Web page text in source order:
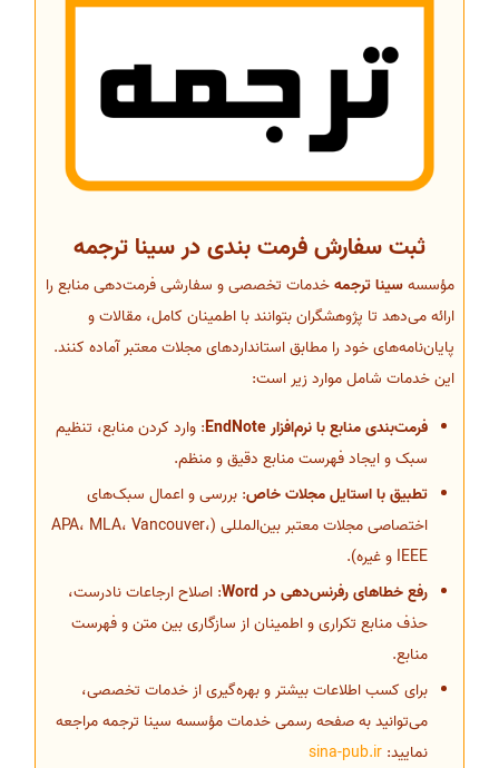
ثبت سفارش فرمت بندی در سینا ترجمه
مؤسسهسینا ترجمهخدمات تخصصی و سفارشی فرمت‌دهی منابع را
ارائه می‌دهد تا پژوهشگران بتوانند با اطمینان کامل، مقالات و
پایان‌نامه‌های خود را مطابق استانداردهای مجلات معتبر آماده کنند.
این خدمات شامل موارد زیر است:
فرمت‌بندی منابع با نرم‌افزار EndNote
: وارد کردن منابع، تنظیم
سبک و ایجاد فهرست منابع دقیق و منظم.
تطبیق با استایل مجلات خاص: بررسی و اعمال سبک‌های
اختصاصی مجلات معتبر بین‌المللی (APA، MLA، Vancouver،
IEEE و غیره).
رفع خطاهای رفرنس‌دهی در Word
: اصلاح ارجاعات نادرست،
حذف منابع تکراری و اطمینان از سازگاری بین متن و فهرست
منابع.
برای کسب اطلاعات بیشتر و بهره‌گیری از خدمات تخصصی،
می‌توانید به صفحه رسمی خدمات مؤسسه سینا ترجمه مراجعه
نمایید: sina-pub.ir